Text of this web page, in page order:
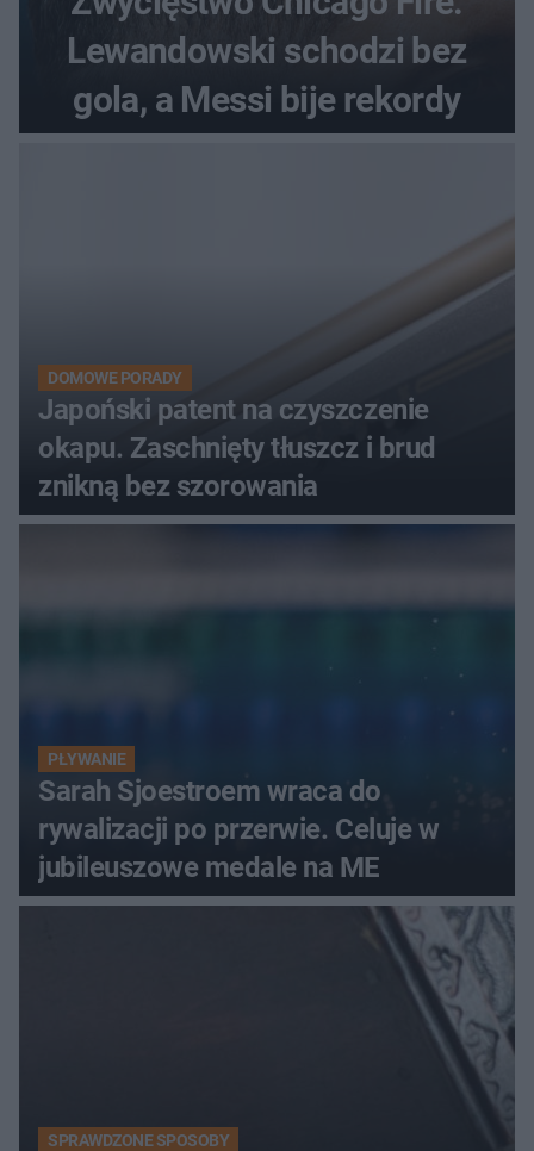
Lewandowski schodzi bez
gola, a Messi bije rekordy
DOMOWE PORADY
Japoński patent na czyszczenie
okapu. Zaschnięty tłuszcz i brud
znikną bez szorowania
PŁYWANIE
Sarah Sjoestroem wraca do
rywalizacji po przerwie. Celuje w
jubileuszowe medale na ME
SPRAWDZONE SPOSOBY